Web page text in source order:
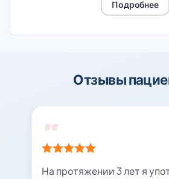
Подробнее
Отзывы
На протяжении 3 лет я